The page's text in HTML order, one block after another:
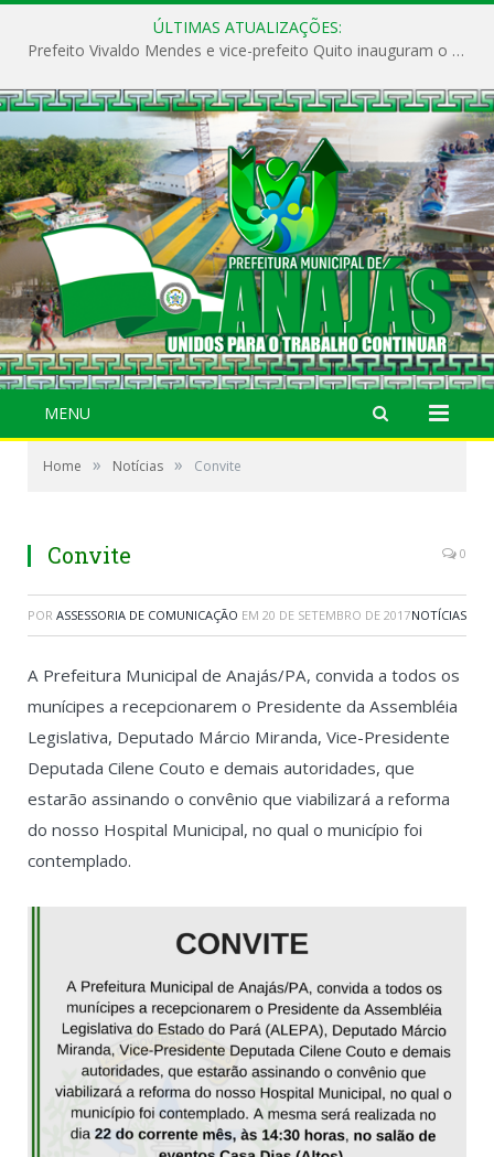
ÚLTIMAS ATUALIZAÇÕES:
Prefeito Vivaldo Mendes e vice-prefeito Quito inauguram o CAPS e fortalecem a saúde pública em Anajás.
MENU
Home » Notícias » Convite
Convite 0
POR ASSESSORIA DE COMUNICAÇÃO EM 20 DE SETEMBRO DE 2017NOTÍCIAS
A Prefeitura Municipal de Anajás/PA, convida a todos os
munícipes a recepcionarem o Presidente da Assembléia
Legislativa, Deputado Márcio Miranda, Vice-Presidente
Deputada Cilene Couto e demais autoridades, que
estarão assinando o convênio que viabilizará a reforma
do nosso Hospital Municipal, no qual o município foi
contemplado.